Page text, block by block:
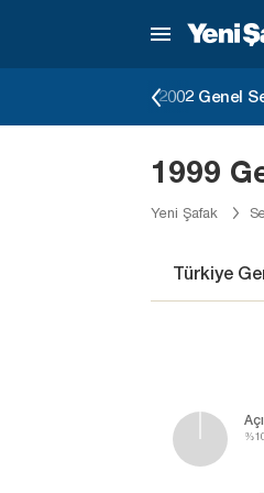
2002 Genel
1999
Yeni Şafak
Türkiye